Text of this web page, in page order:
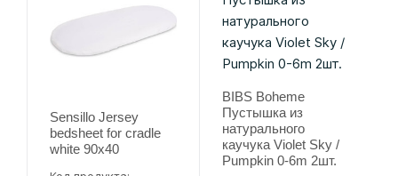
Sensillo Jersey
bedsheet for cradle
white 90x40
BIBS Boheme
Пустышка из
натурального
каучука Violet Sky /
Pumpkin 0-6m 2шт.